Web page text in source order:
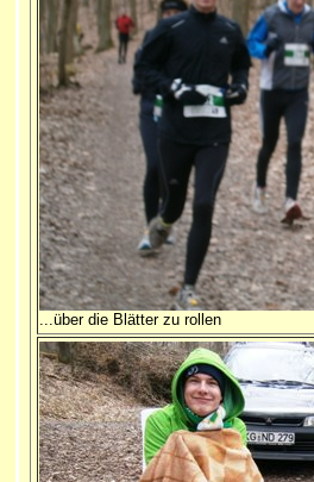
...über die Blätter zu rollen